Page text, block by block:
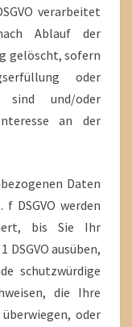
verarbeitet
Ablauf der
gelöscht, sofern
oder
sind und/oder
an der
Daten
DSGVO werden
bis Sie Ihr
DSGVO ausüben,
schutzwürdige
die Ihre
oder